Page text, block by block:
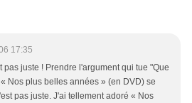
17:35
pas juste ! Prendre l'argument qui tue "Que
Nos plus belles années » (en DVD) se
pas juste. J'ai tellement adoré « Nos